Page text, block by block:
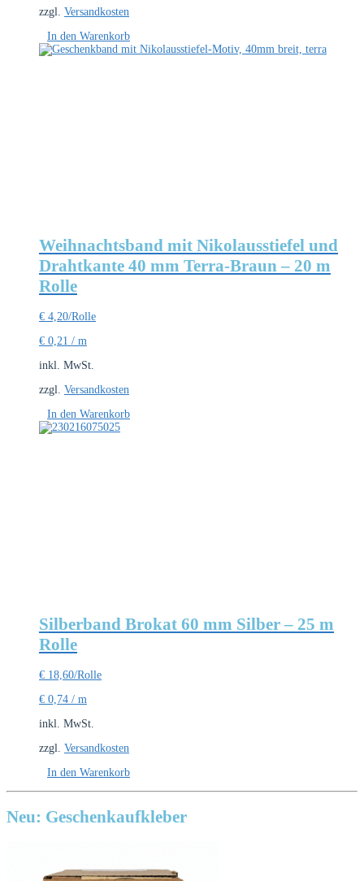
zzgl. Versandkosten
In den Warenkorb
Weihnachtsband mit Nikolausstiefel und
Drahtkante 40 mm Terra-Braun – 20 m
Rolle
€ 4,20/Rolle
€ 0,21 / m
inkl. MwSt.
zzgl. Versandkosten
In den Warenkorb
Silberband Brokat 60 mm Silber – 25 m
Rolle
€ 18,60/Rolle
€ 0,74 / m
inkl. MwSt.
zzgl. Versandkosten
In den Warenkorb
Neu: Geschenkaufkleber